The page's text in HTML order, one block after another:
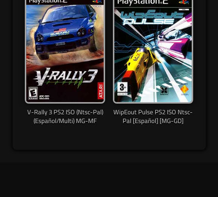
V-Rally 3 PS2 ISO (Ntsc-Pal)
(Español/Multi) MG-MF
WipEout Pulse PS2 ISO Ntsc-
Pal [Español] [MG-GD]